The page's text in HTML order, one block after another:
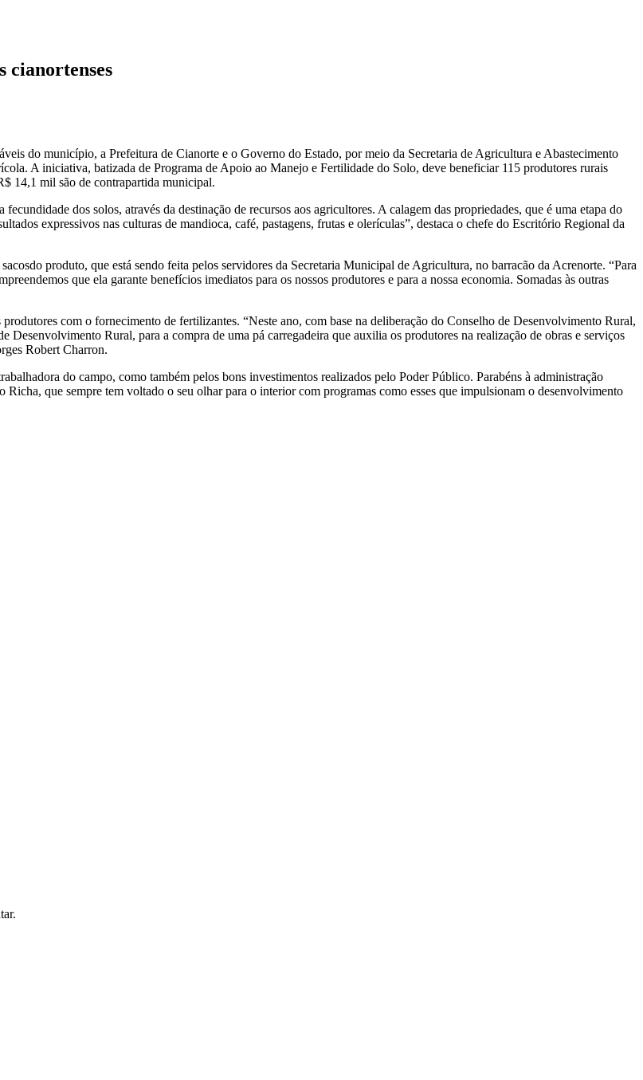
cianortenses
do município, a Prefeitura de Cianorte e o Governo do Estado, por meio da Secretaria de Agricultura e Abastecimento
A iniciativa, batizada de Programa de Apoio ao Manejo e Fertilidade do Solo, deve beneficiar 115 produtores rurais
14,1 mil são de contrapartida municipal.
dos solos, através da destinação de recursos aos agricultores. A calagem das propriedades, que é uma etapa do
expressivos nas culturas de mandioca, café, pastagens, frutas e olerículas”, destaca o chefe do Escritório Regional da
produto, que está sendo feita pelos servidores da Secretaria Municipal de Agricultura, no barracão da Acrenorte. “Para
que ela garante benefícios imediatos para os nossos produtores e para a nossa economia. Somadas às outras
com o fornecimento de fertilizantes. “Neste ano, com base na deliberação do Conselho de Desenvolvimento Rural,
Rural, para a compra de uma pá carregadeira que auxilia os produtores na realização de obras e serviços
Robert Charron.
do campo, como também pelos bons investimentos realizados pelo Poder Público. Parabéns à administração
que sempre tem voltado o seu olhar para o interior com programas como esses que impulsionam o desenvolvimento